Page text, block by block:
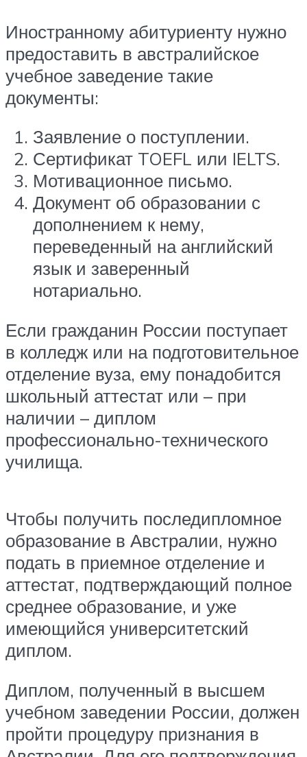
Иностранному абитуриенту нужно
предоставить в австралийское
учебное заведение такие
документы:
Заявление о поступлении.
Сертификат TOEFL или IELTS.
Мотивационное письмо.
Документ об образовании с
дополнением к нему,
переведенный на английский
язык и заверенный
нотариально.
Если гражданин России поступает
в колледж или на подготовительное
отделение вуза, ему понадобится
школьный аттестат или – при
наличии – диплом
профессионально-технического
училища.
Чтобы получить последипломное
образование в Австралии, нужно
подать в приемное отделение и
аттестат, подтверждающий полное
среднее образование, и уже
имеющийся университетский
диплом.
Диплом, полученный в высшем
учебном заведении России, должен
пройти процедуру признания в